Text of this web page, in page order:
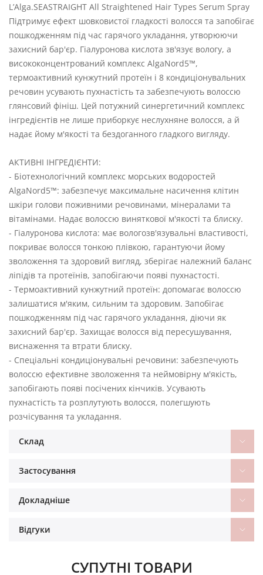
L’Alga.SEASTRAIGHT All Straightened Hair Types Serum Spray
Підтримує ефект шовковистої гладкості волосся та запобігає
пошкодженням під час гарячого укладання, утворюючи
захисний бар'єр. Гіалуронова кислота зв'язує вологу, а
висококонцентрований комплекс AlgaNord5™,
термоактивний кунжутний протеїн і 8 кондиціонувальних
речовин усувають пухнастість та забезпечують волоссю
глянсовий фініш. Цей потужний синергетичний комплекс
інгредієнтів не лише приборкує неслухняне волосся, а й
надає йому м'якості та бездоганного гладкого вигляду.
АКТИВНІ ІНГРЕДІЄНТИ:
- Біотехнологічний комплекс морських водоростей
AlgaNord5™: забезпечує максимальне насичення клітин
шкіри голови поживними речовинами, мінералами та
вітамінами. Надає волоссю виняткової м'якості та блиску.
- Гіалуронова кислота: має вологозв'язувальні властивості,
покриває волосся тонкою плівкою, гарантуючи йому
зволоження та здоровий вигляд, зберігає належний баланс
ліпідів та протеїнів, запобігаючи появі пухнастості.
- Термоактивний кунжутний протеїн: допомагає волоссю
залишатися м'яким, сильним та здоровим. Запобігає
пошкодженням під час гарячого укладання, діючи як
захисний бар'єр. Захищає волосся від пересушування,
виснаження та втрати блиску.
- Спеціальні кондиціонувальні речовини: забезпечують
волоссю ефективне зволоження та неймовірну м'якість,
запобігають появі посічених кінчиків. Усувають
пухнастість та розплутують волосся, полегшують
розчісування та укладання.
Склад
Застосування
Докладніше
Відгуки
СУПУТНІ ТОВАРИ